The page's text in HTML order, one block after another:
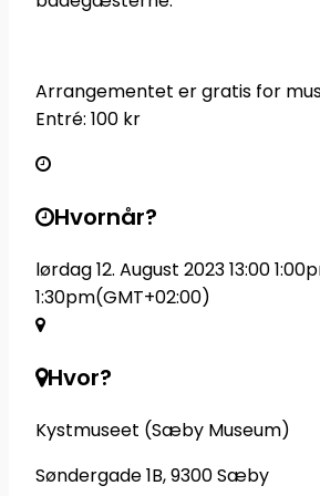
Arrangementet er gratis for
Entré: 100 kr
Hvornår?
lørdag 12. August 2023 13:00
1:30pm(GMT+02:00)
Hvor?
Kystmuseet (Sæby Museum)
Søndergade 1B, 9300 Sæby